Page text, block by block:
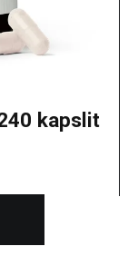
kapslit